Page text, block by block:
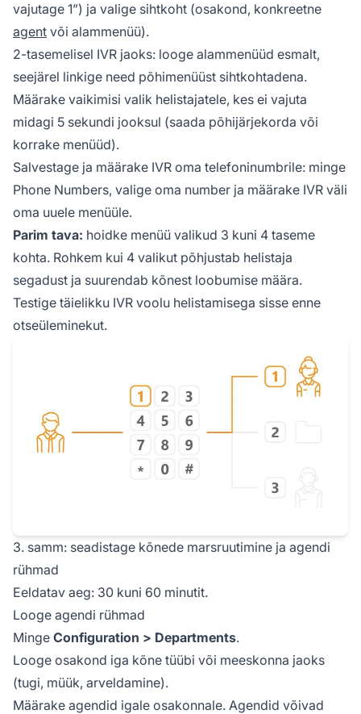
vajutage 1”) ja valige sihtkoht (osakond, konkreetne
agent või alammenüü).
2-tasemelisel IVR jaoks: looge alammenüüd esmalt,
seejärel linkige need põhimenüüst sihtkohtadena.
Määrake vaikimisi valik helistajatele, kes ei vajuta
midagi 5 sekundi jooksul (saada põhijärjekorda või
korrake menüüd).
Salvestage ja määrake IVR oma telefoninumbrile: minge
Phone Numbers, valige oma number ja määrake IVR väli
oma uuele menüüle.
Parim tava: hoidke menüü valikud 3 kuni 4 taseme
kohta. Rohkem kui 4 valikut põhjustab helistaja
segadust ja suurendab kõnest loobumise määra.
Testige täielikku IVR voolu helistamisega sisse enne
otseüleminekut.
3. samm: seadistage kõnede marsruutimine ja agendi
rühmad
Eeldatav aeg: 30 kuni 60 minutit.
Looge agendi rühmad
Minge Configuration > Departments.
Looge osakond iga kõne tüübi või meeskonna jaoks
(tugi, müük, arveldamine).
Määrake agendid igale osakonnale. Agendid võivad